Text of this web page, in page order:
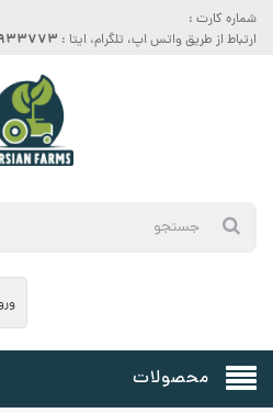
شماره کارت :
ارتباط از طریق واتس اپ، تلگرام، ایتا :
محصولات